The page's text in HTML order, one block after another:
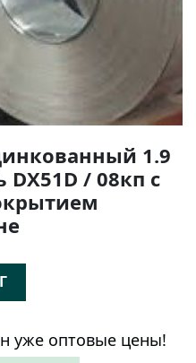
1.9
/ 08кп с
уже оптовые цены!